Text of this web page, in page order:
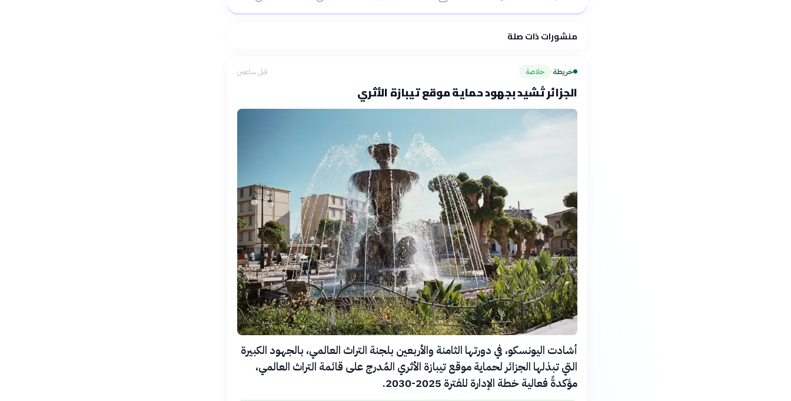
منشورات ذات صلة
خريطة› خلاصة قبل ساعتين
الجزائر تُشيد بجهود حماية موقع تيبازة الأثري
أشادت اليونسكو، في دورتها الثامنة والأربعين بلجنة التراث العالمي، بالجهود الكبيرة
التي تبذلها الجزائر لحماية موقع تيبازة الأثري المُدرج على قائمة التراث العالمي،
مؤكدةً فعالية خطة الإدارة للفترة 2025-2030.